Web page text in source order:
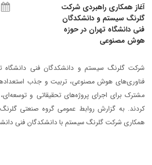
آغاز همکاری راهبردی شرکت
گلرنگ‌ سیستم و دانشکدگان
فنی دانشگاه تهران در حوزه
هوش مصنوعی
شرکت گلرنگ ‌سیستم و دانشکدگان فنی دانشگاه
فناوری‌های هوش مصنوعی، تربیت و جذب
مشترک برای اجرای پروژه‌های تحقیقاتی و توسعه‌ای،
کردند. به گزارش روابط عمومی گروه صنعتی گلرنگ،
همکاری شرکت گلرنگ سیستم با دانشکدگان فنی